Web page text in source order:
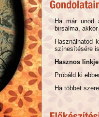
Ha már unod
birsalma,
Használhatod
színesítésére
Hasznos
Próbáld ki
Ha többet